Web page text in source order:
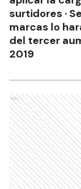
surtidores ·
marcas lo
del tercer
2019
Ads